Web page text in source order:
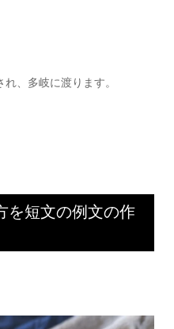
、多岐に渡ります。
を短文の例文の作